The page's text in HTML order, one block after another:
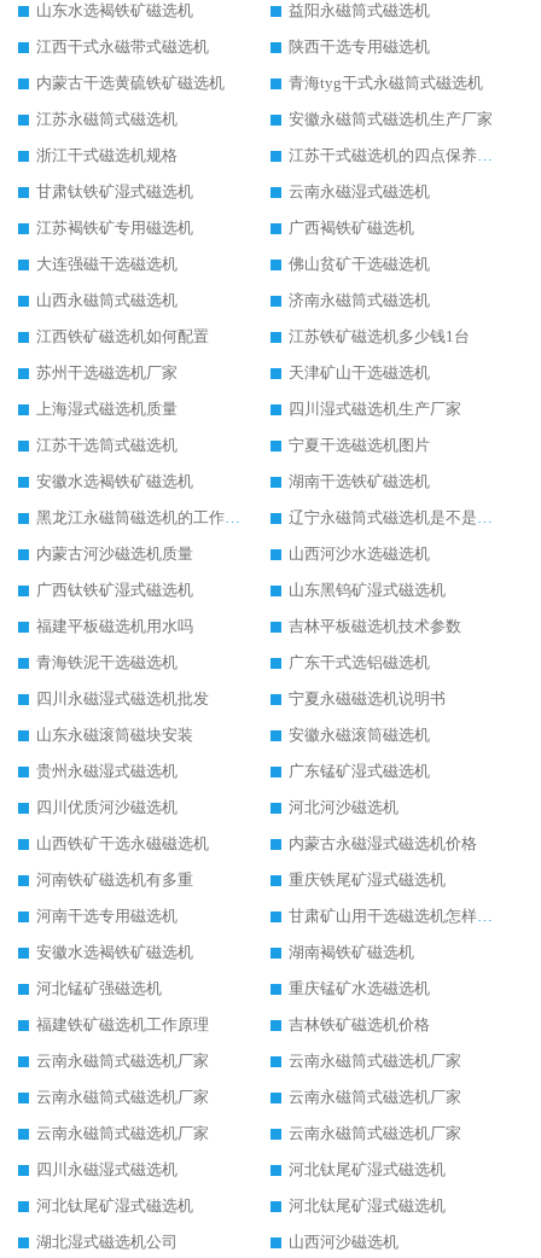
山东水选褐铁矿磁选机
益阳永磁筒式磁选机
江西干式永磁带式磁选机
陕西干选专用磁选机
内蒙古干选黄硫铁矿磁选机
青海tyg干式永磁筒式磁选机
江苏永磁筒式磁选机
安徽永磁筒式磁选机生产厂家
浙江干式磁选机规格
江苏干式磁选机的四点保养秘籍
甘肃钛铁矿湿式磁选机
云南永磁湿式磁选机
江苏褐铁矿专用磁选机
广西褐铁矿磁选机
大连强磁干选磁选机
佛山贫矿干选磁选机
山西永磁筒式磁选机
济南永磁筒式磁选机
江西铁矿磁选机如何配置
江苏铁矿磁选机多少钱1台
苏州干选磁选机厂家
天津矿山干选磁选机
上海湿式磁选机质量
四川湿式磁选机生产厂家
江苏干选筒式磁选机
宁夏干选磁选机图片
安徽水选褐铁矿磁选机
湖南干选铁矿磁选机
黑龙江永磁筒磁选机的工作原理
辽宁永磁筒式磁选机是不是强磁
内蒙古河沙磁选机质量
山西河沙水选磁选机
广西钛铁矿湿式磁选机
山东黑钨矿湿式磁选机
福建平板磁选机用水吗
吉林平板磁选机技术参数
青海铁泥干选磁选机
广东干式选铝磁选机
四川永磁湿式磁选机批发
宁夏永磁磁选机说明书
山东永磁滚筒磁块安装
安徽永磁滚筒磁选机
贵州永磁湿式磁选机
广东锰矿湿式磁选机
四川优质河沙磁选机
河北河沙磁选机
山西铁矿干选永磁磁选机
内蒙古永磁湿式磁选机价格
河南铁矿磁选机有多重
重庆铁尾矿湿式磁选机
河南干选专用磁选机
甘肃矿山用干选磁选机怎样调磁
安徽水选褐铁矿磁选机
湖南褐铁矿磁选机
河北锰矿强磁选机
重庆锰矿水选磁选机
福建铁矿磁选机工作原理
吉林铁矿磁选机价格
云南永磁筒式磁选机厂家
云南永磁筒式磁选机厂家
云南永磁筒式磁选机厂家
云南永磁筒式磁选机厂家
云南永磁筒式磁选机厂家
云南永磁筒式磁选机厂家
四川永磁湿式磁选机
河北钛尾矿湿式磁选机
河北钛尾矿湿式磁选机
河北钛尾矿湿式磁选机
湖北湿式磁选机公司
山西河沙磁选机